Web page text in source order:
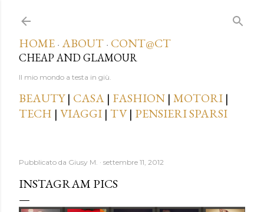
HOME · ABOUT · CONT@CT
CHEAP AND GLAMOUR
Il mio mondo a testa in giù.
BEAUTY| CASA | FASHION | MOTORI |
TECH | VIAGGI | TV| PENSIERI SPARSI
Pubblicato da Giusy M. settembre 11, 2012
INSTAGRAM PICS